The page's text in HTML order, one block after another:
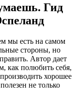
Гид
мы есть на самом
стороны, но
Автор дает
как полюбить себя,
хорошее
не только